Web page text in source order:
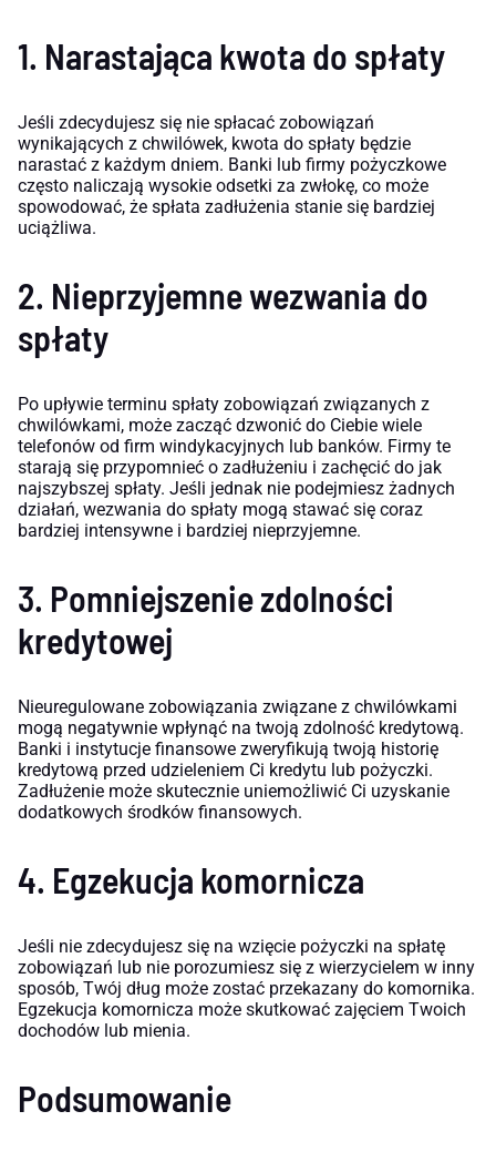
1. Narastająca kwota do spłaty
Jeśli zdecydujesz się nie spłacać zobowiązań
wynikających z chwilówek, kwota do spłaty będzie
narastać z każdym dniem. Banki lub firmy pożyczkowe
często naliczają wysokie odsetki za zwłokę, co może
spowodować, że spłata zadłużenia stanie się bardziej
uciążliwa.
2. Nieprzyjemne wezwania do
spłaty
Po upływie terminu spłaty zobowiązań związanych z
chwilówkami, może zacząć dzwonić do Ciebie wiele
telefonów od firm windykacyjnych lub banków. Firmy te
starają się przypomnieć o zadłużeniu i zachęcić do jak
najszybszej spłaty. Jeśli jednak nie podejmiesz żadnych
działań, wezwania do spłaty mogą stawać się coraz
bardziej intensywne i bardziej nieprzyjemne.
3. Pomniejszenie zdolności
kredytowej
Nieuregulowane zobowiązania związane z chwilówkami
mogą negatywnie wpłynąć na twoją zdolność kredytową.
Banki i instytucje finansowe zweryfikują twoją historię
kredytową przed udzieleniem Ci kredytu lub pożyczki.
Zadłużenie może skutecznie uniemożliwić Ci uzyskanie
dodatkowych środków finansowych.
4. Egzekucja komornicza
Jeśli nie zdecydujesz się na wzięcie pożyczki na spłatę
zobowiązań lub nie porozumiesz się z wierzycielem w inny
sposób, Twój dług może zostać przekazany do komornika.
Egzekucja komornicza może skutkować zajęciem Twoich
dochodów lub mienia.
Podsumowanie